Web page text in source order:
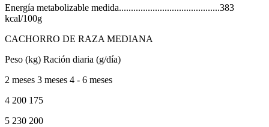
Energía metabolizable medida..........................................383
kcal/100g
CACHORRO DE RAZA MEDIANA
Peso (kg) Ración diaria (g/día)
2 meses 3 meses 4 - 6 meses
4 200 175
5 230 200